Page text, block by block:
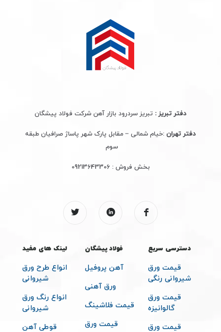
دفتر تبریز : تبریز سردرود بازار آهن شرکت فولاد پیشگان
دفتر تهران :خیام شمالی – مقابل پارک شهر پاساژ صرافیان طبقه
سوم
بخش فروش :09213643306
دسترسی سریع
قیمت ورق
شیروانی رنگی
قیمت ورق
گالوانیزه
قیمت ورق
فولاد پیشگان
آهن پروفیل
ورق آهنی
قیمت فلاشینگ
قیمت ورق
لینک های مفید
انواع طرح ورق
شیروانی
انواع رنگ ورق
شیروانی
قوطی آهن